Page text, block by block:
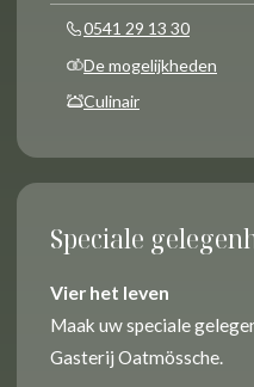
0541 29 13 30
De mogelijkheden
Culinair
Speciale
Vier het leven
Maak uw speciale
Gasterij Oatmössche.